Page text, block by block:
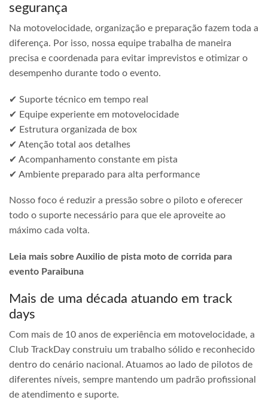
segurança
Na motovelocidade, organização e preparação fazem toda a
diferença. Por isso, nossa equipe trabalha de maneira
precisa e coordenada para evitar imprevistos e otimizar o
desempenho durante todo o evento.
✔ Suporte técnico em tempo real
✔ Equipe experiente em motovelocidade
✔ Estrutura organizada de box
✔ Atenção total aos detalhes
✔ Acompanhamento constante em pista
✔ Ambiente preparado para alta performance
Nosso foco é reduzir a pressão sobre o piloto e oferecer
todo o suporte necessário para que ele aproveite ao
máximo cada volta.
Leia mais sobre Auxilio de pista moto de corrida para
evento Paraibuna
Mais de uma década atuando em track
days
Com mais de 10 anos de experiência em motovelocidade, a
Club TrackDay construiu um trabalho sólido e reconhecido
dentro do cenário nacional. Atuamos ao lado de pilotos de
diferentes níveis, sempre mantendo um padrão profissional
de atendimento e suporte.